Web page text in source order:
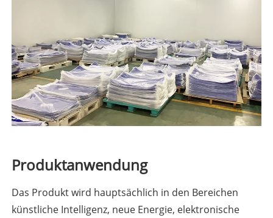
Produktanwendung
Das Produkt wird hauptsächlich in den Bereichen
künstliche Intelligenz, neue Energie, elektronische